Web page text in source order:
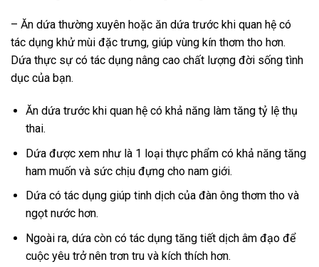
– Ăn dứa thường xuyên hoặc ăn dứa trước khi quan hệ có
tác dụng khử mùi đặc trưng, giúp vùng kín thơm tho hơn.
Dứa thực sự có tác dụng nâng cao chất lượng đời sống tình
dục của bạn.
Ăn dứa trước khi quan hệ có khả năng làm tăng tỷ lệ thụ
thai.
Dứa được xem như là 1 loại thực phẩm có khả năng tăng
ham muốn và sức chịu đựng cho nam giới.
Dứa có tác dụng giúp tinh dịch của đàn ông thơm tho và
ngọt nước hơn.
Ngoài ra, dứa còn có tác dụng tăng tiết dịch âm đạo để
cuộc yêu trở nên trơn tru và kích thích hơn.